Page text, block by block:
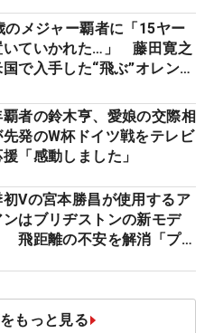
のメジャー覇者に「15ヤー
いていかれた…」 藤田寛之
で入手した“飛ぶ”オレンジ
覇者の鈴木亨、愛娘の交際相
先発のW杯ドイツ戦をテレビ
「感動しました」
初Vの宮本勝昌が使用するア
ンはブリヂストンの新モデ
飛距離の不安を解消「プラ
もっと見る